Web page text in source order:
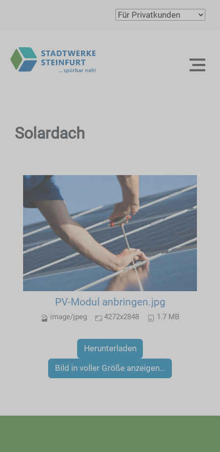
Solardach
PV-Modul anbringen.jpg
image/jpeg 4272x2848 1.7 MB
Herunterladen
Bild in voller Größe anzeigen…